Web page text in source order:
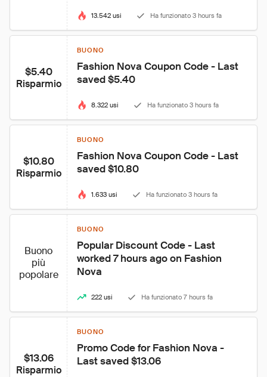
13.542 usi Ha funzionato 3 hours fa
$5.40
Risparmio
BUONO
Fashion Nova Coupon Code - Last
saved $5.40
8.322 usi Ha funzionato 3 hours fa
$10.80
Risparmio
BUONO
Fashion Nova Coupon Code - Last
saved $10.80
1.633 usi Ha funzionato 3 hours fa
Buono
più
popolare
BUONO
Popular Discount Code - Last
worked 7 hours ago on Fashion
Nova
222 usi Ha funzionato 7 hours fa
$13.06
Risparmio
BUONO
Promo Code for Fashion Nova -
Last saved $13.06